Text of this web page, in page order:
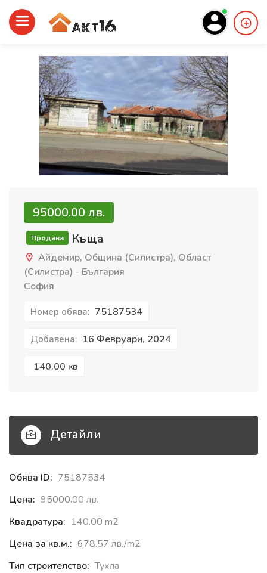
95000.00 лв.
Продава Къща
Айдемир, Община (Силистра), Област
(Силистра) - България
София
Номер обява: 75187534
Добавена: 16 Февруари, 2024
140.00 кв
Детайли
Обява ID: 75187534
Цена: 95000.00 лв.
Квадратура: 140.00 m2
Цена за кв.м.: 678.57 лв./m2
Тип строителство: Тухла